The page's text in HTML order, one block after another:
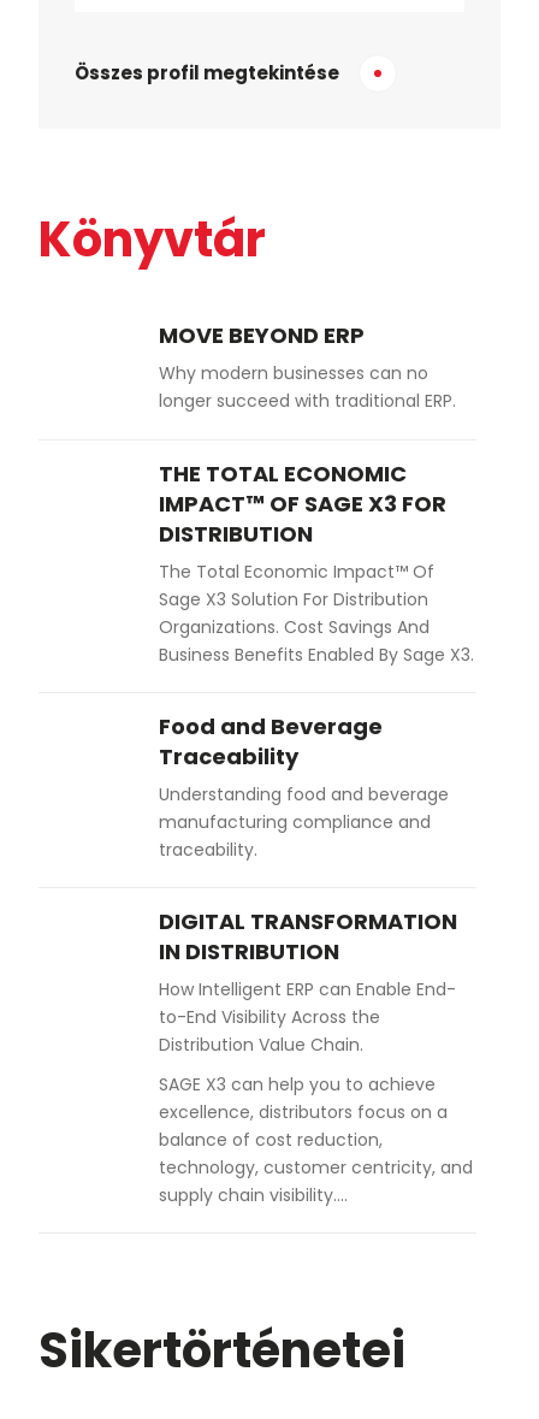
Összes profil megtekintése
Könyvtár
MOVE BEYOND ERP
Why modern businesses can no
longer succeed with traditional ERP.
THE TOTAL ECONOMIC
IMPACT™ OF SAGE X3 FOR
DISTRIBUTION
The Total Economic Impact™ Of
Sage X3 Solution For Distribution
Organizations. Cost Savings And
Business Benefits Enabled By Sage X3.
Food and Beverage
Traceability
Understanding food and beverage
manufacturing compliance and
traceability.
DIGITAL TRANSFORMATION
IN DISTRIBUTION
How Intelligent ERP can Enable End-
to-End Visibility Across the
Distribution Value Chain.
SAGE X3 can help you to achieve
excellence, distributors focus on a
balance of cost reduction,
technology, customer centricity, and
supply chain visibility….
Sikertörténetei